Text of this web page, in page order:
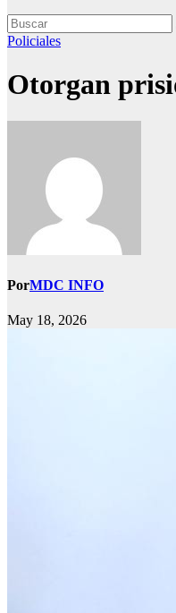
Policiales
Otorgan
PorMDC INFO
May 18, 2026